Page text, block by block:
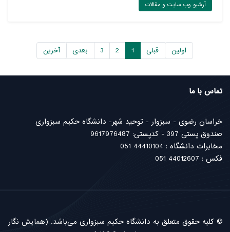
آرشیو وب سایت و مقالات
اولین قبلی 1
2
3 بعدی آخرین
تماس با ما
خراسان رضوی - سبزوار - توحید شهر- دانشگاه حکیم سبزواری
صندوق پستی 397 - کدپستی: 9617976487
مخابرات دانشگاه : 44410104 051
فکس : 44012607 051
© کلیه حقوق متعلق به دانشگاه حکیم سبزواری می‌باشد. (همایش نگار